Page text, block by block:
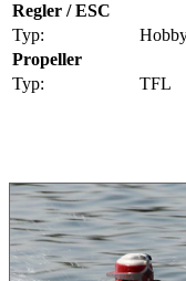
Regler / ESC
Typ:
Propeller
Typ:
TFL